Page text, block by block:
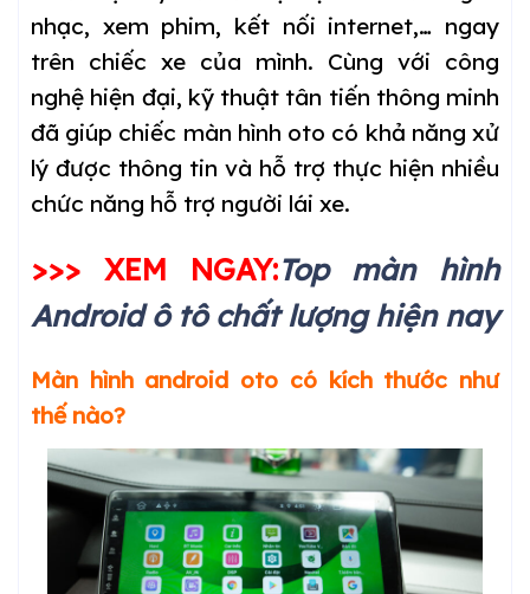
nhạc, xem phim, kết nối internet,… ngay
trên chiếc xe của mình. Cùng với công
nghệ hiện đại, kỹ thuật tân tiến thông minh
đã giúp chiếc màn hình oto có khả năng xử
lý được thông tin và hỗ trợ thực hiện nhiều
chức năng hỗ trợ người lái xe.
>>> XEM NGAY:Top màn hình
Android ô tô chất lượng hiện nay
Màn hình android oto có kích thước như
thế nào?